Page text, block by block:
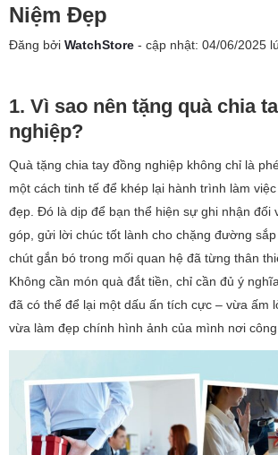
Niệm Đẹp
Đăng bởi WatchStore - cập nhật: 04/06/2025
1. Vì sao nên tặng quà chia
nghiệp?
Quà tặng chia tay đồng nghiệp không chỉ là
một cách tinh tế để khép lại hành trình làm
đẹp. Đó là dịp để bạn thể hiện sự ghi nhận đối
góp, gửi lời chúc tốt lành cho chặng đường
chút gắn bó trong mối quan hệ đã từng thân
Không cần món quà đắt tiền, chỉ cần đủ ý
đã có thể để lại một dấu ấn tích cực – vừa ấm
vừa làm đẹp chính hình ảnh của mình nơi công